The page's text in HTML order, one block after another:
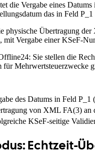
die Vergabe eines
das in Feld
physische Übertragung
mit Vergabe einer KSeF-
Sie stellen die
für Mehrwertsteuerzwecke
des Datums in Feld
von XML FA(3) an
KSeF-seitige
Echtzeit-